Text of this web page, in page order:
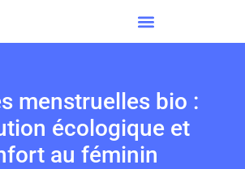
menstruelles bio :
écologique et
au féminin